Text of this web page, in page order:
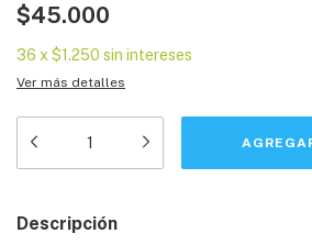
$45.000
36 x $1.250 sin intereses
Ver más detalles
Descripción